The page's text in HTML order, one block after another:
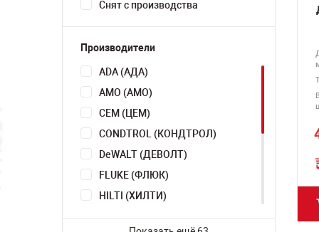
Снят с производства
Производители
ADA (АДА)
AMO (АМО)
CEM (ЦЕМ)
CONDTROL (КОНДТРОЛ)
DeWALT (ДЕВОЛТ)
FLUKE (ФЛЮК)
HILTI (ХИЛТИ)
INFINITER (ИНФИНИТЕР)